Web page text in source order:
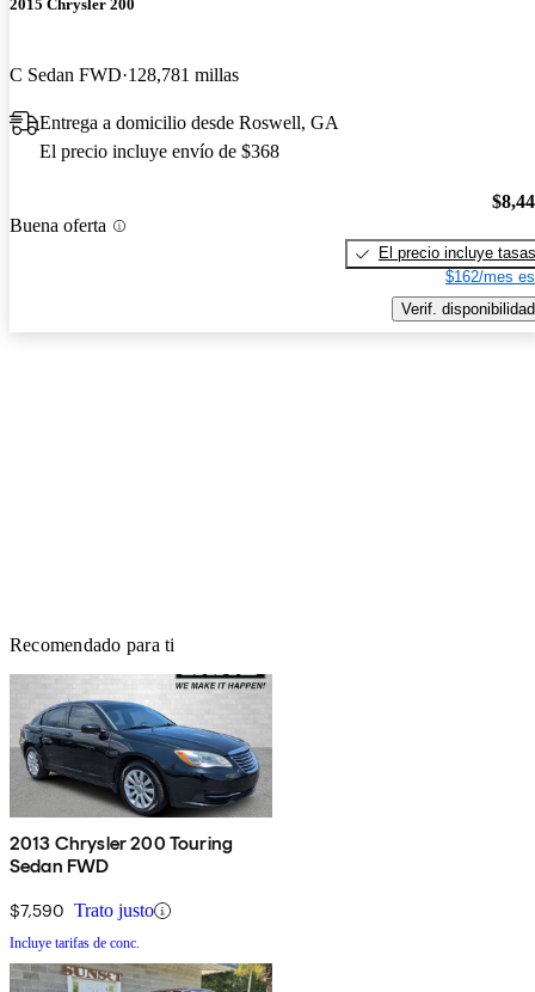
2015 Chrysler 200
C Sedan FWD 128,781 millas
Entrega a domicilio desde Roswell, GA
El precio incluye envío de $368
Buena oferta
El precio incluye tasas
$162/mes
Verif. disponibilidad
Recomendado para ti
2013 Chrysler 200 Touring
Sedan FWD
$7,590 Trato justo
Incluye tarifas de conc.